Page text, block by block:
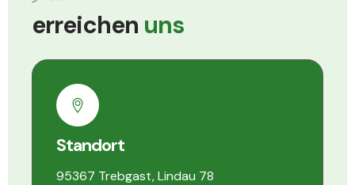
erreichen uns
Standort
95367 Trebgast, Lindau 78